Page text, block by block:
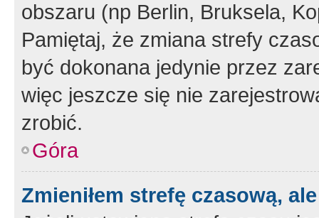
obszaru (np Berlin, Bruksela,
Pamiętaj, że zmiana strefy
być dokonana jedynie przez
więc jeszcze się nie
zrobić.
Góra
Zmieniłem strefę czasową,